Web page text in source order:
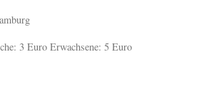
3 Euro Erwachsene: 5 Euro